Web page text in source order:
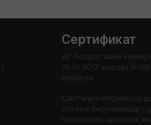
Сертификат
ҚР Ақпарат және
25.05.2017 жылдан
берілген.
Сайттағы
сілтеме берулеріңізді
порталдағы авторлық